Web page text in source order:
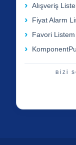
Alışveriş
Fiyat Alarm
Favori Listem
BİZİ